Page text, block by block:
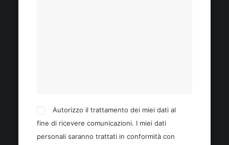
Autorizzo il trattamento dei miei dati al
fine di ricevere comunicazioni. I miei dati
personali saranno trattati in conformità con